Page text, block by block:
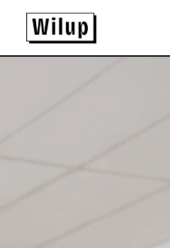
Revenir sur la page d'accueil